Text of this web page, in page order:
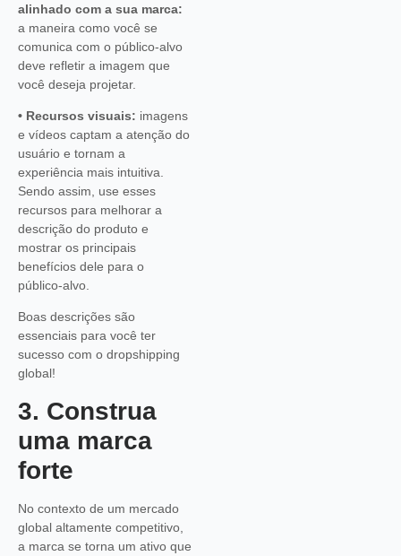
alinhado com a sua marca:
a maneira como você se
comunica com o público-alvo
deve refletir a imagem que
você deseja projetar.
• Recursos visuais: imagens
e vídeos captam a atenção do
usuário e tornam a
experiência mais intuitiva.
Sendo assim, use esses
recursos para melhorar a
descrição do produto e
mostrar os principais
benefícios dele para o
público-alvo.
Boas descrições são
essenciais para você ter
sucesso com o dropshipping
global!
3. Construa
uma marca
forte
No contexto de um mercado
global altamente competitivo,
a marca se torna um ativo que